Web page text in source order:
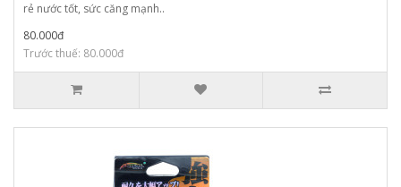
rẻ nước tốt, sức căng mạnh..
80.000đ
Trước thuế: 80.000đ